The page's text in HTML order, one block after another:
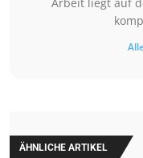
Arbeit liegt auf
ÄHNLICHE ARTIKEL